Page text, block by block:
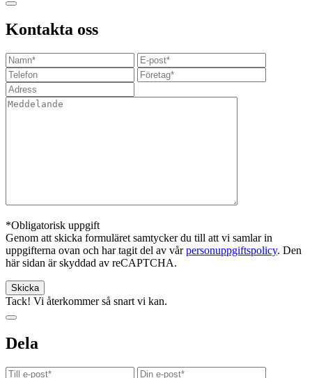
Kontakta oss
*Obligatorisk uppgift
Genom att skicka formuläret samtycker du till att vi samlar in
uppgifterna ovan och har tagit del av vårpersonuppgiftspolicy. Den
här sidan är skyddad av reCAPTCHA.
Tack! Vi återkommer så snart vi kan.
Dela